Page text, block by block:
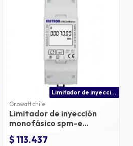
Limitador de inyección spm-e growatt
Growatt chile
Limitador de inyección
monofásico spm-e
growatt
$ 113.437